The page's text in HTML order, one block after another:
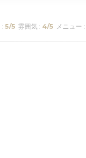
: 5/5 雰囲気 : 4/5 メニュー :